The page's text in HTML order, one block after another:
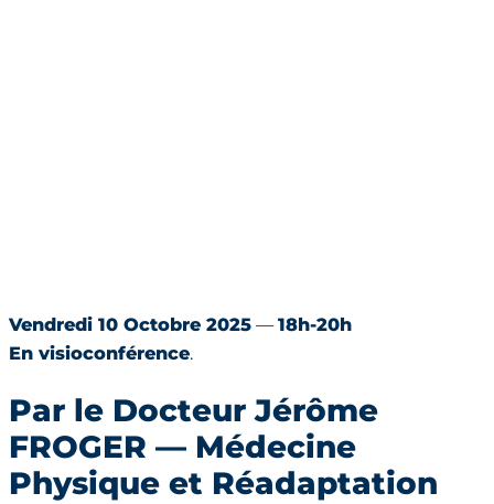
Vendredi 10 Octobre 2025 —18h-20h
En visioconférence.
Par le Docteur Jérôme
FROGER — Médecine
Physique et Réadaptation